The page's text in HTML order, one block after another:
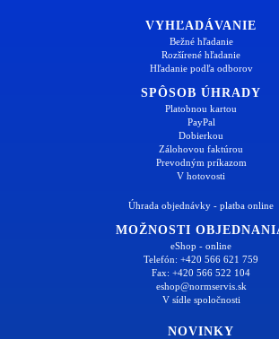
VYHĽADÁVANIE
Bežné hľadanie
Rozšírené hľadanie
Hľadanie podľa odborov
SPÔSOB ÚHRADY
Platobnou kartou
PayPal
Dobierkou
Zálohovou faktúrou
Prevodným príkazom
V hotovosti
Úhrada objednávky - platba online
MOŽNOSTI
eShop - online
Telefón: +420 566 621 759
Fax: +420 566 522 104
eshop@normservis.sk
V sídle spoločnosti
NOVINKY